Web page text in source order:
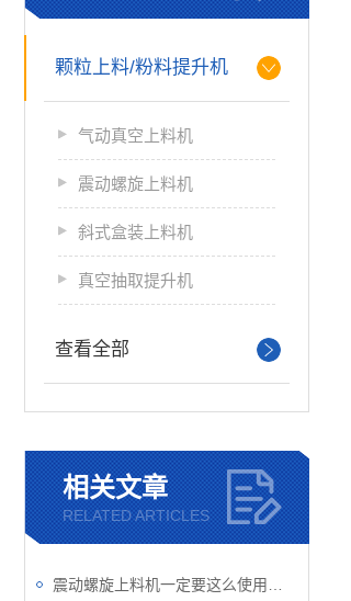
颗粒上料/粉料提升机
气动真空上料机
震动螺旋上料机
斜式盒装上料机
真空抽取提升机
查看全部
相关文章
RELATED ARTICLES